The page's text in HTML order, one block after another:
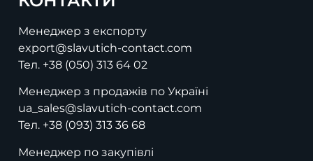
Менеджер з експорту
export@slavutich-contact.com
Тел. +38 (050) 313 64 02
Менеджер з продажів по Україні
ua_sales@slavutich-contact.com
Тел. +38 (093) 313 36 68
Менеджер по закупівлі